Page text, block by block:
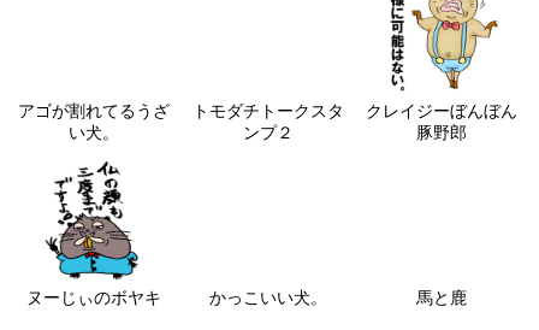
アゴが割れてるうざ
い犬。
トモダチトークスタ
ンプ２
クレイジーぼんぼん
豚野郎
ヌーじぃのボヤキ かっこいい犬。 馬と鹿